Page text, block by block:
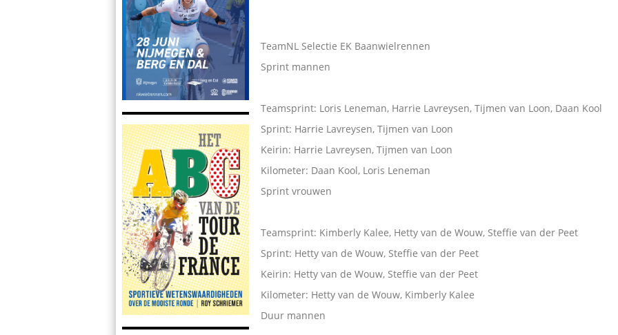
TeamNL Selectie EK Baanwielrennen
Sprint mannen
Teamsprint: Loris Leneman, Harrie Lavreysen, Tijmen van Loon, Daan Kool
Sprint: Harrie Lavreysen, Tijmen van Loon
Keirin: Harrie Lavreysen, Tijmen van Loon
Kilometer: Daan Kool, Loris Leneman
Sprint vrouwen
Teamsprint: Kimberly Kalee, Hetty van de Wouw, Steffie van der Peet
Sprint: Hetty van de Wouw, Steffie van der Peet
Keirin: Hetty van de Wouw, Steffie van der Peet
Kilometer: Hetty van de Wouw, Kimberly Kalee
Duur mannen